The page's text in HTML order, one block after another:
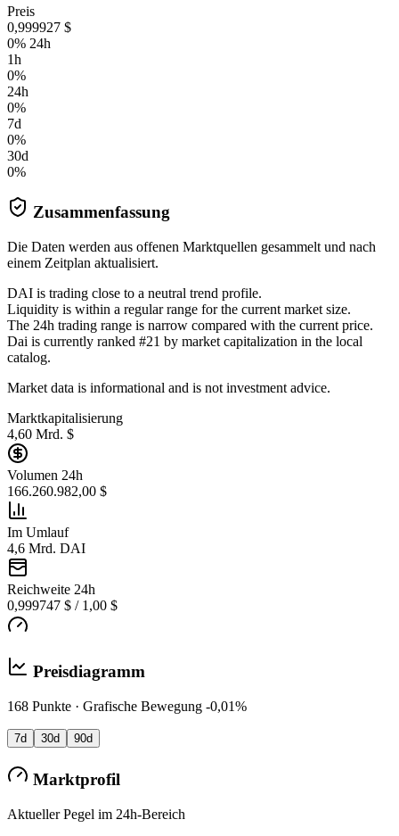
Preis
0,999927 $
0% 24h
1h
0%
24h
0%
7d
0%
30d
0%
Zusammenfassung
Die Daten werden aus offenen Marktquellen gesammelt und nach
einem Zeitplan aktualisiert.
DAI is trading close to a neutral trend profile.
Liquidity is within a regular range for the current market size.
The 24h trading range is narrow compared with the current price.
Dai is currently ranked #21 by market capitalization in the local
catalog.
Market data is informational and is not investment advice.
Marktkapitalisierung
4,60 Mrd. $
Volumen 24h
166.260.982,00 $
Im Umlauf
4,6 Mrd. DAI
Reichweite 24h
0,999747 $ / 1,00 $
Preisdiagramm
168 Punkte · Grafische Bewegung -0,01%
7d 30d 90d
Marktprofil
Aktueller Pegel im 24h-Bereich